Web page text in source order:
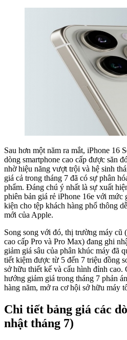
Sau hơn một năm ra mắt, iPhone 16
dòng smartphone cao cấp được săn
nhờ hiệu năng vượt trội và hệ sinh
giá cả trong tháng 7 đã có sự phân
phẩm. Đáng chú ý nhất là sự xuất
phiên bản giá rẻ iPhone 16e với mức
kiện cho tệp khách hàng phổ thông
mới của Apple.
Song song với đó, thị trường máy cũ
cao cấp Pro và Pro Max) đang ghi
giảm giá sâu của phân khúc máy đã
tiết kiệm được từ 5 đến 7 triệu đồng
sở hữu thiết kế và cấu hình đỉnh cao.
hướng giảm giá trong tháng 7 phản
hàng năm, mở ra cơ hội sở hữu máy
Chi tiết bảng giá các
nhật tháng 7)